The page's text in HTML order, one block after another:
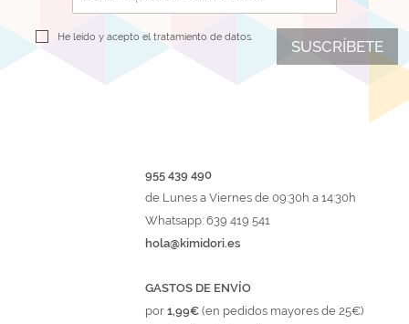
SUSCRÍBETE
He leído y acepto el tratamiento de datos.
955 439 490
de Lunes a Viernes de 09:30h a 14:30h
Whatsapp: 639 419 541
hola@kimidori.es
GASTOS DE ENVÍO
por1,99€(en pedidos mayores de 25€)